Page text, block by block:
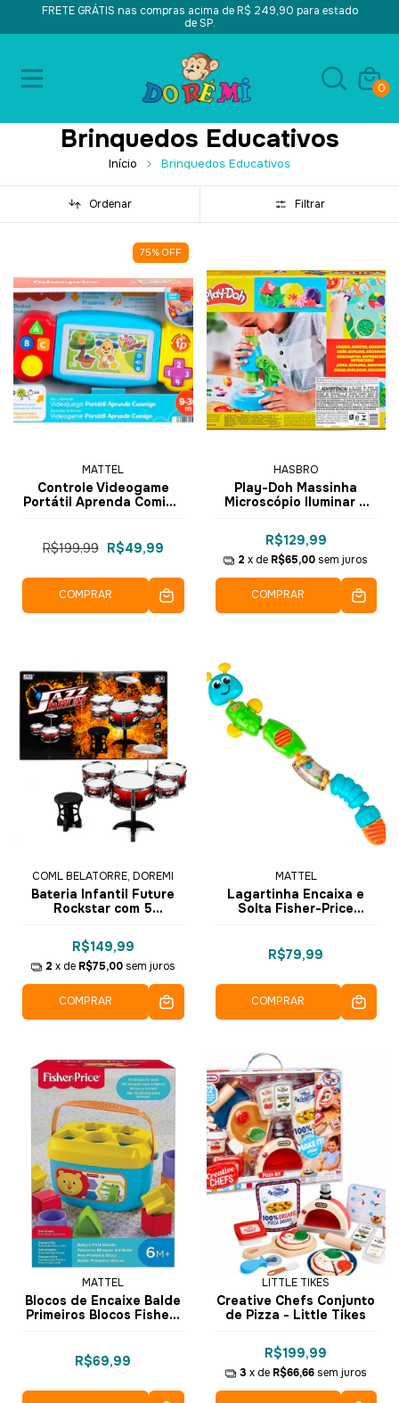
FRETE GRÁTIS nas compras acima de R$ 249,90 para estado
de SP.
0
Brinquedos Educativos
Início Brinquedos Educativos
Ordenar Filtrar
75% OFF
MATTEL
Controle Videogame
Portátil Aprenda Comigo
R$199,99
R$49,99
COMPRAR
HASBRO
Play-Doh Massinha
Microscópio Iluminar e
R$129,99
2 x de R$65,00 sem juros
COMPRAR
COML BELATORRE, DOREMI
Bateria Infantil Future
Rockstar com 5
R$149,99
2 x de R$75,00 sem juros
COMPRAR
MATTEL
Lagartinha Encaixa e
Solta Fisher-Price
R$79,99
COMPRAR
MATTEL
Blocos de Encaixe Balde
Primeiros Blocos Fisher-
R$69,99
LITTLE TIKES
Creative Chefs Conjunto
de Pizza - Little Tikes
R$199,99
3 x de R$66,66 sem juros